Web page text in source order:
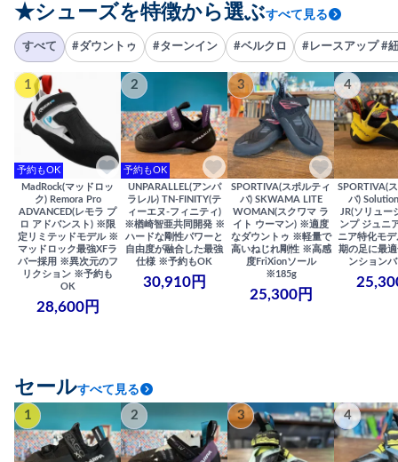
★シューズを特徴から選ぶすべて見る
すべて #ダウントゥ #ターンイン #ベルクロ #レースアップ #
1
予約もOK
MadRock(マッドロッ
ク) Remora Pro
ADVANCED(レモラ プ
ロ アドバンスト) ※限
定リミテッドモデル ※
マッドロック最強XFラ
バー採用 ※異次元のフ
リクション ※予約も
OK
28,600円
2
予約もOK
UNPARALLEL(アンパ
ラレル) TN-FINITY(テ
ィーエヌ-フィニティ)
※楢崎智亜共同開発 ※
ハードな剛性パワーと
自由度が融合した最強
仕様 ※予約もOK
30,910円
3
SPORTIVA(スポルティ
バ) SKWAMA LITE
WOMAN(スクワマ ラ
イト ウーマン) ※適度
なダウントゥ ※軽量で
高いねじれ剛性 ※高感
度FriXionソール
※185g
25,300円
4
SPORTIVA(
バ)
JR(ソリュー
ンプ ジュニ
ニア特化モ
期の足に最
ンション
セールすべて見る
1 2 3 4